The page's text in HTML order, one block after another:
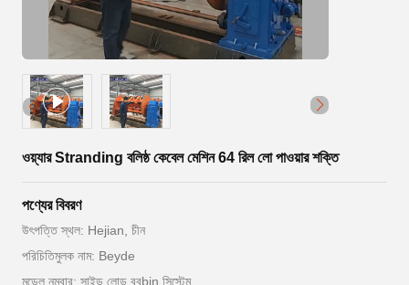
ওয়্যার Stranding বলিষ্ঠ কেবেল মেশিন 64 রিল লো পাওয়ার শক্তি
পণ্যের বিবরণ
উৎপত্তি স্থল: Hejian, চীন
পরিচিতিমুলক নাম: Beyde
মডেল নম্বার: সাইড লোড ববbin সিস্টেম